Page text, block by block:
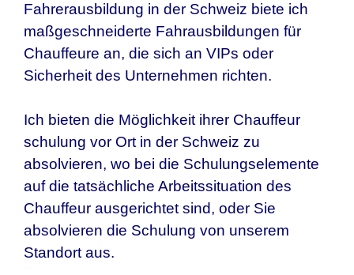
Fahrerausbildung in der Schweiz biete ich
maßgeschneiderte Fahrausbildungen für
Chauffeure an, die sich an VIPs oder
Sicherheit des Unternehmen richten.
Ich bieten die Möglichkeit ihrer Chauffeur
schulung vor Ort in der Schweiz zu
absolvieren, wo bei die Schulungselemente
auf die tatsächliche Arbeitssituation des
Chauffeur ausgerichtet sind, oder Sie
absolvieren die Schulung von unserem
Standort aus.